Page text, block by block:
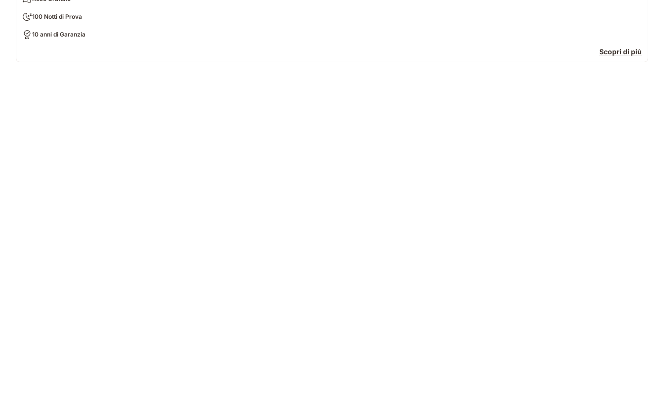
100 Notti di Prova
10 anni di Garanzia
Scopri di più